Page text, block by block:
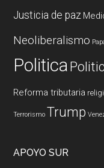
Justicia de paz
Neoliberalismo
Politica
Reforma tributaria
Terrorismo Trump
APOYO SUR